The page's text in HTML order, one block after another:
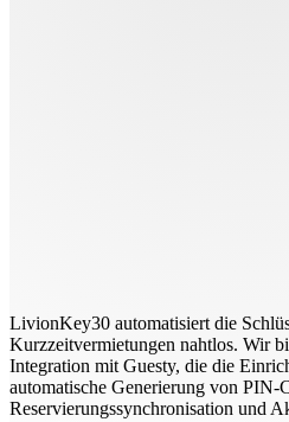
LivionKey30 automatisiert die
Kurzzeitvermietungen nahtlos. Wir
Integration mit Guesty, die die
automatische Generierung von PIN-
Reservierungssynchronisation und